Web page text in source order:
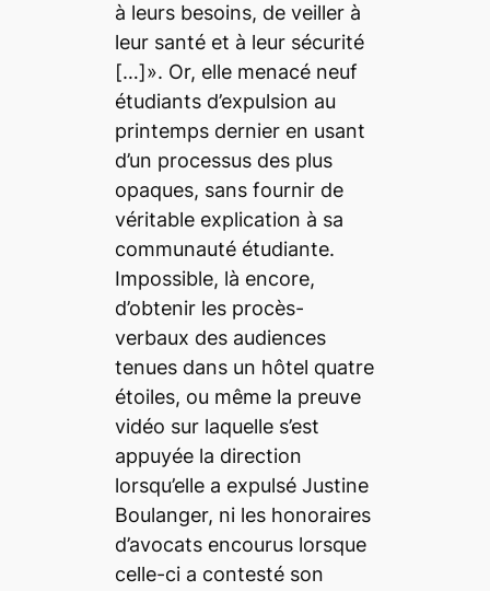
à leurs besoins, de veiller à
leur santé et à leur sécurité
[…]». Or, elle menacé neuf
étudiants d’expulsion au
printemps dernier en usant
d’un processus des plus
opaques, sans fournir de
véritable explication à sa
communauté étudiante.
Impossible, là encore,
d’obtenir les procès-
verbaux des audiences
tenues dans un hôtel quatre
étoiles, ou même la preuve
vidéo sur laquelle s’est
appuyée la direction
lorsqu’elle a expulsé Justine
Boulanger, ni les honoraires
d’avocats encourus lorsque
celle-ci a contesté son